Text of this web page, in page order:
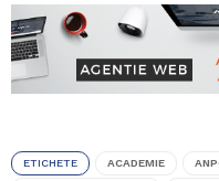
ETICHETE ACADEMIE